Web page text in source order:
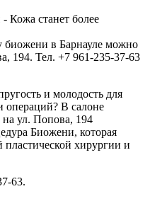
Кожа станет более
биожени в Барнауле можно
194. Тел. +7 961-235-37-63
и молодость для
операций? В салоне
ул. Попова, 194
Биожени, которая
пластической хирургии и
63.